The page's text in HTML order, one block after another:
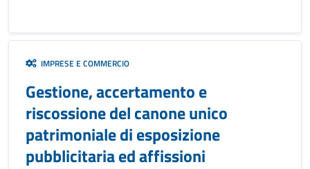
IMPRESE E COMMERCIO
Gestione, accertamento e
riscossione del canone unico
patrimoniale di esposizione
pubblicitaria ed affissioni